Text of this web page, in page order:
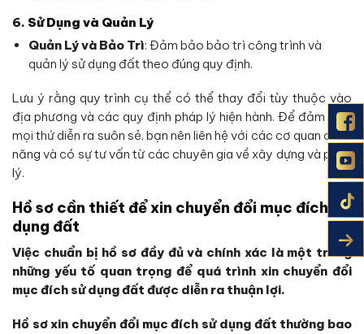
6. Sử Dụng và Quản Lý
Quản Lý và Bảo Trì: Đảm bảo bảo trì công trình và
quản lý sử dụng đất theo đúng quy định.
Lưu ý rằng quy trình cụ thể có thể thay đổi tùy thuộc vào
địa phương và các quy định pháp lý hiện hành. Để đảm bảo
mọi thứ diễn ra suôn sẻ, bạn nên liên hệ với các cơ quan chức
năng và có sự tư vấn từ các chuyên gia về xây dựng và pháp
lý.
Hồ sơ cần thiết để xin chuyển đổi mục đích sử
dụng đất
Việc chuẩn bị hồ sơ đầy đủ và chính xác là một trong
những yếu tố quan trọng để quá trình xin chuyển đổi
mục đích sử dụng đất được diễn ra thuận lợi.
Hồ sơ xin chuyển đổi mục đích sử dụng đất thường bao